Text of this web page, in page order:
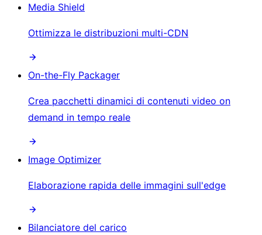
Media Shield
Ottimizza le distribuzioni multi-CDN
On-the-Fly Packager
Crea pacchetti dinamici di contenuti video on
demand in tempo reale
Image Optimizer
Elaborazione rapida delle immagini sull'edge
Bilanciatore del carico